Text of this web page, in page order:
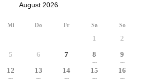
August 2026
Mi Do Fr Sa So
1 2
5 6 7 8
---
9
---
12
---
13
---
14
---
15
---
16
---